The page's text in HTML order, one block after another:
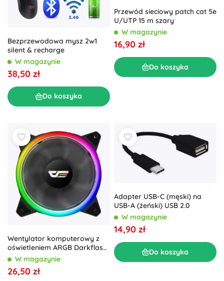
Bezprzewodowa mysz 2w1
silent & recharge
W magazynie
38,50 zł
Do koszyka
Przewód sieciowy patch cat 5e
U/UTP 15 m szary
W magazynie
16,90 zł
Do koszyka
Wentylator komputerowy z
oświetleniem ARGB Darkflash
DR12 Pro 120mm
W magazynie
26,50 zł
Adapter USB-C (męski) na
USB-A (żeński) USB 2.0
W magazynie
14,90 zł
Do koszyka